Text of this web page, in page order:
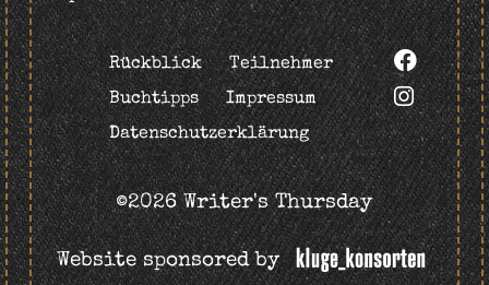
Rückblick
Teilnehmer
Buchtipps
Impressum
Datenschutzerklärung
©2026 Writer's Thursday
Website sponsored by